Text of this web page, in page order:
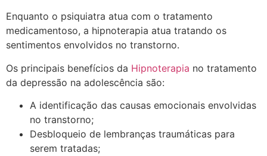
Enquanto o psiquiatra atua com o tratamento
medicamentoso, a hipnoterapia atua tratando os
sentimentos envolvidos no transtorno.
Os principais benefícios da Hipnoterapia no tratamento
da depressão na adolescência são:
A identificação das causas emocionais envolvidas
no transtorno;
Desbloqueio de lembranças traumáticas para
serem tratadas;